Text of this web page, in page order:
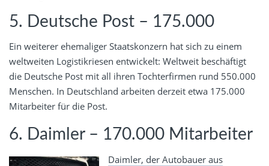
5. Deutsche Post – 175.000
Ein weiterer ehemaliger Staatskonzern hat sich zu einem
weltweiten Logistikriesen entwickelt: Weltweit beschäftigt
die Deutsche Post mit all ihren Tochterfirmen rund 550.000
Menschen. In Deutschland arbeiten derzeit etwa 175.000
Mitarbeiter für die Post.
6. Daimler – 170.000 Mitarbeiter
Daimler, der Autobauer aus